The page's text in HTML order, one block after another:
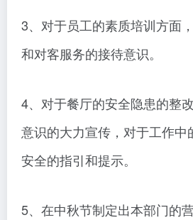
3、对于员工的素质培训方面
和对客服务的接待意识。
4、对于餐厅的安全隐患的整
意识的大力宣传，对于工作中
安全的指引和提示。
5、在中秋节制定出本部门的